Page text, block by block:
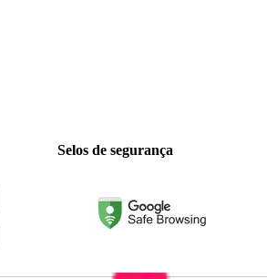
Selos de segurança